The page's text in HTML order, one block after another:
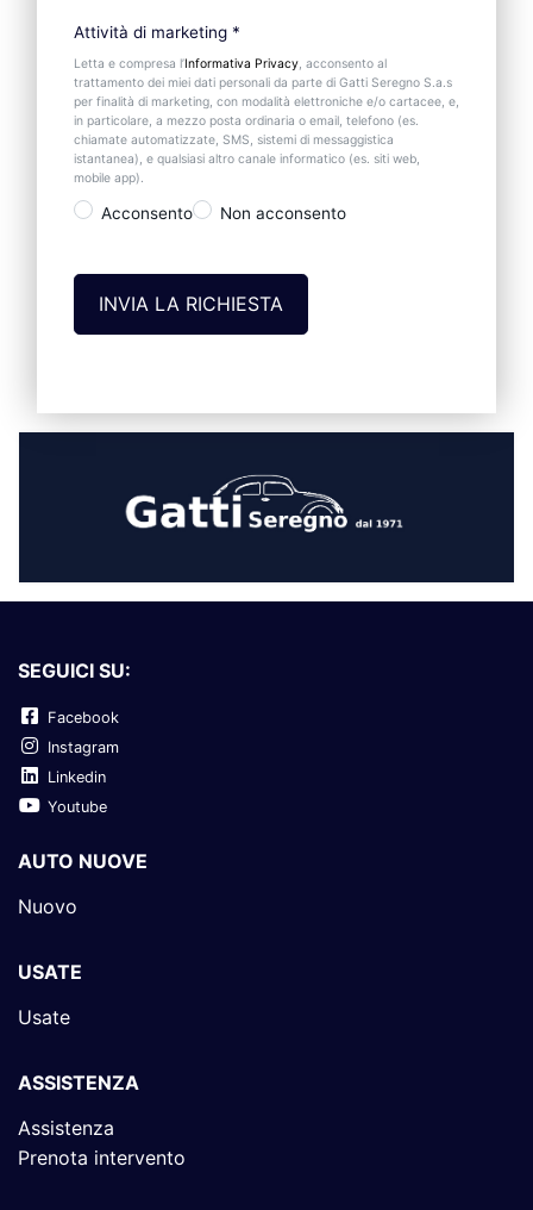
Attività di marketing *
Letta e compresa l’Informativa Privacy , acconsento al
trattamento dei miei dati personali da parte di Gatti Seregno S.a.s
per finalità di marketing, con modalità elettroniche e/o cartacee, e,
in particolare, a mezzo posta ordinaria o email, telefono (es.
chiamate automatizzate, SMS, sistemi di messaggistica
istantanea), e qualsiasi altro canale informatico (es. siti web,
mobile app).
Acconsento Non acconsento
SEGUICI SU:
Facebook
Instagram
Linkedin
Youtube
AUTO NUOVE
Nuovo
USATE
Usate
ASSISTENZA
Assistenza
Prenota intervento